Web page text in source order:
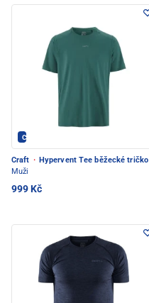
CRAFT - PEC POD SNĚŽKOU
Craft · Hypervent Tee běžecké tričko
Muži
999 Kč